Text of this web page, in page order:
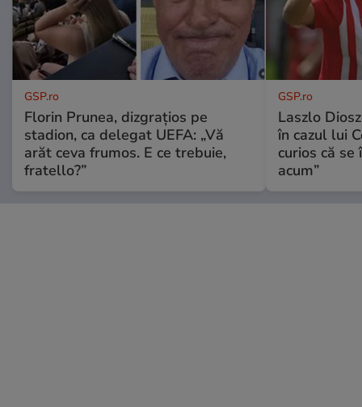
GSP.ro
Florin Prunea, dizgrațios pe
stadion, ca delegat UEFA: „Vă
arăt ceva frumos. E ce trebuie,
fratello?”
GSP.ro
Laszlo
în cazul lui
curios că
acum”